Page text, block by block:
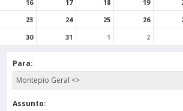
16
17 18 19
23
24 25 26
30
31 1 2
Para:
Assunto: